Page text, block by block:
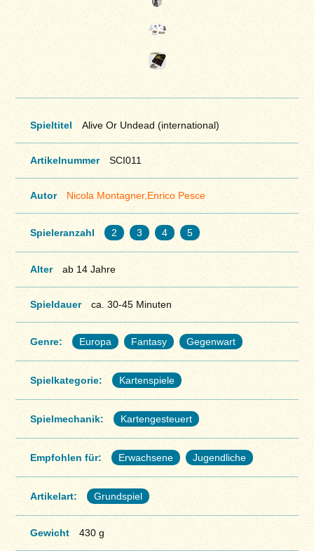
Spieltitel Alive Or Undead (international)
Artikelnummer SCI011
Autor Nicola Montagner,Enrico Pesce
Spieleranzahl 2 3 4 5
Alter ab 14 Jahre
Spieldauer ca. 30-45 Minuten
Genre: Europa Fantasy Gegenwart
Spielkategorie: Kartenspiele
Spielmechanik: Kartengesteuert
Empfohlen für: Erwachsene Jugendliche
Artikelart: Grundspiel
Gewicht 430 g